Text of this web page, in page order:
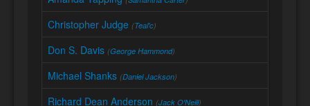
Christopher Judge (Teal'c)
Don S. Davis (George Hammond)
Michael Shanks (Daniel Jackson)
Richard Dean Anderson (Jack O'Neill)